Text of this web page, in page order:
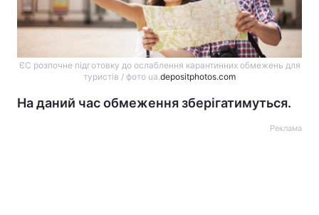
ЄС розпочне підготовку до ослаблення карантинних обмежень для
туристів / фото ua.depositphotos.com
На даний час обмеження зберігатимуться.
Реклама